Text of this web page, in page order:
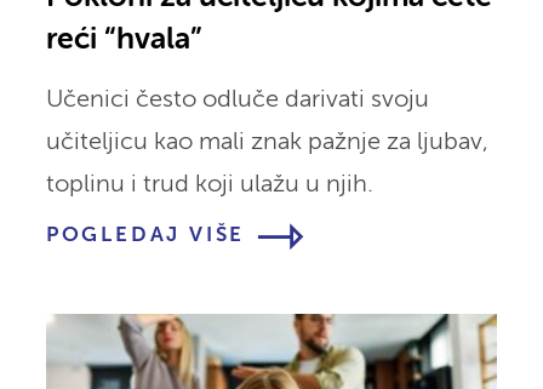
reći “hvala”
Učenici često odluče darivati svoju
učiteljicu kao mali znak pažnje za ljubav,
toplinu i trud koji ulažu u njih.
POGLEDAJ VIŠE